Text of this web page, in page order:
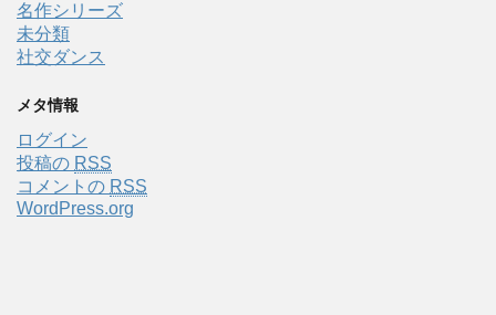
名作シリーズ
未分類
社交ダンス
メタ情報
ログイン
投稿の RSS
コメントの RSS
WordPress.org